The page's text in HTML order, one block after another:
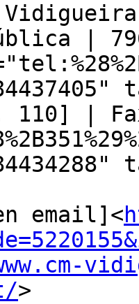
|
110] |
email]<
>